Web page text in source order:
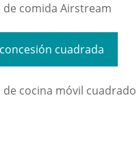
de comida Airstream
cuadrada
de cocina móvil cuadrado